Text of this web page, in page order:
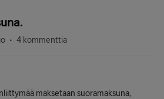
4 kommenttia
maksetaan suoramaksuna,